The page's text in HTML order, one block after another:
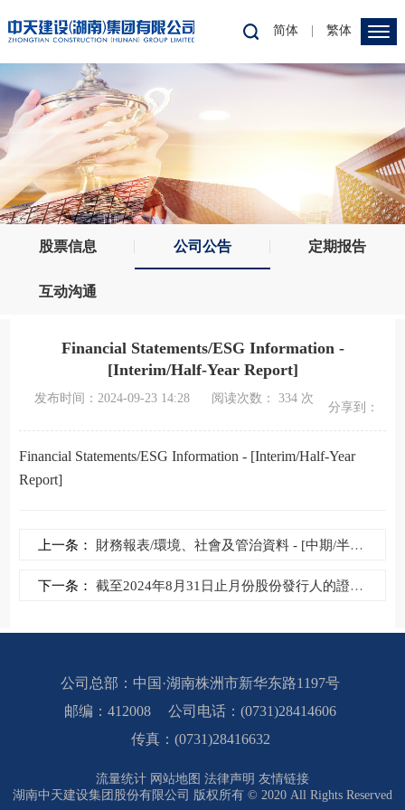
简体 繁体
股票信息 公司公告 定期报告
互动沟通
Financial Statements/ESG Information -
[Interim/Half-Year Report]
发布时间：2024-09-23 14:28 阅读次数： 334次
分享到：
Financial Statements/ESG Information - [Interim/Half-Year
Report]
上一条： 財務報表/環境、社會及管治資料 - [中期/半年度...
下一条： 截至2024年8月31日止月份股份發行人的證券變動...
公司总部：中国·湖南株洲市新华东路1197号
邮编：412008
公司电话：(0731)28414606
传真：(0731)28416632
流量统计 网站地图 法律声明 友情链接
湖南中天建设集团股份有限公司 版权所有 © 2020 All Rights Reserved